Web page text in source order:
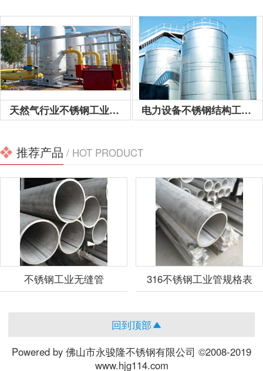
天然气行业不锈钢工业用管
04不锈钢工业管：具有良
好的耐蚀性，耐热性，低
温强度和机械特性，冲
压，弯曲等热加...
电力设备不锈钢结构工程用管
推荐产品 / HOT PRODUCT
不锈钢工业无缝管 316不锈钢工业管规格表
回到顶部
Powered by 佛山市永骏隆不锈钢有限公司 ©2008-2019
www.hjg114.com